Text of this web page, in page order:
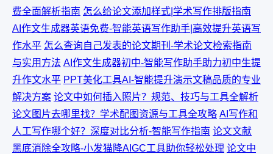
费全面解析指南 怎么给论文添加样式|学术写作排版指南
AI作文生成器英语免费-智能英语写作助手|高效提升英语写
作水平 怎么查询自己发表的论文期刊-学术论文检索指南
与实用方法 AI作文生成器初中-智能写作助手助力初中生提
升作文水平 PPT美化工具AI-智能提升演示文稿品质的专业
解决方案 论文中如何插入照片？规范、技巧与工具全解析
论文图片去哪里找？学术配图资源与工具全攻略 AI写作和
人工写作哪个好？深度对比分析-智能写作指南 论文文献
黑底消除全攻略-小发猫降AIGC工具助你轻松处理 论文中